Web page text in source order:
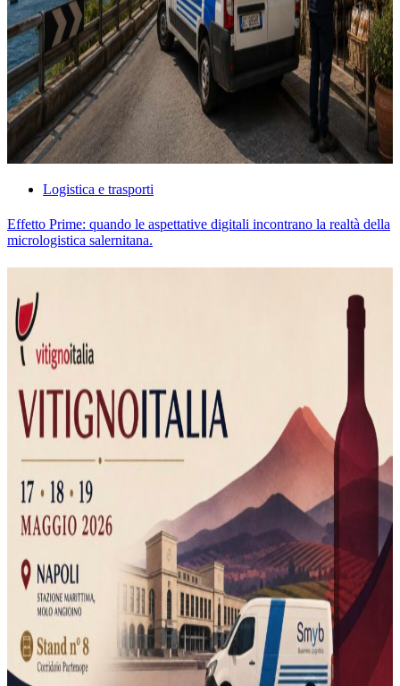
Logistica e trasporti
Effetto Prime: quando le aspettative digitali incontrano la realtà della
micrologistica salernitana.